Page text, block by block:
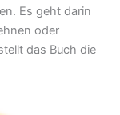
Es geht darin
oder
das Buch die